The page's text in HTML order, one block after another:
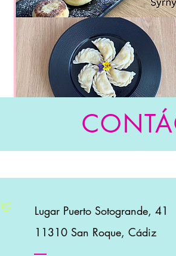
Lugar Puerto Sotogrande, 41
11310 San Roque, Cádiz